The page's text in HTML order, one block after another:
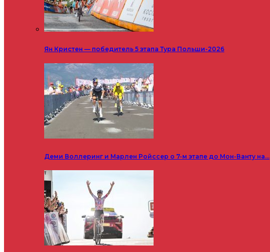
Ян Кристен — победитель 5 этапа Тура Польши-2026
Деми Воллеринг и Марлен Ройссер о 7-м этапе до Мон-Ванту на…